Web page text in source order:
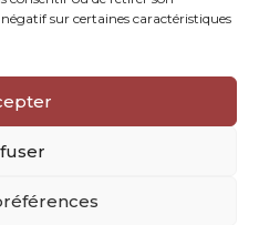
sur certaines caractéristiques